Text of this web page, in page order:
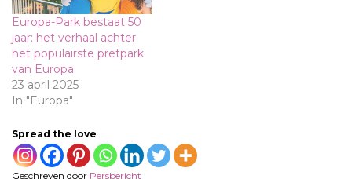
Europa-Park bestaat 50
jaar: het verhaal achter
het populairste pretpark
van Europa
23 april 2025
In "Europa"
Spread the love
Geschreven door Persbericht